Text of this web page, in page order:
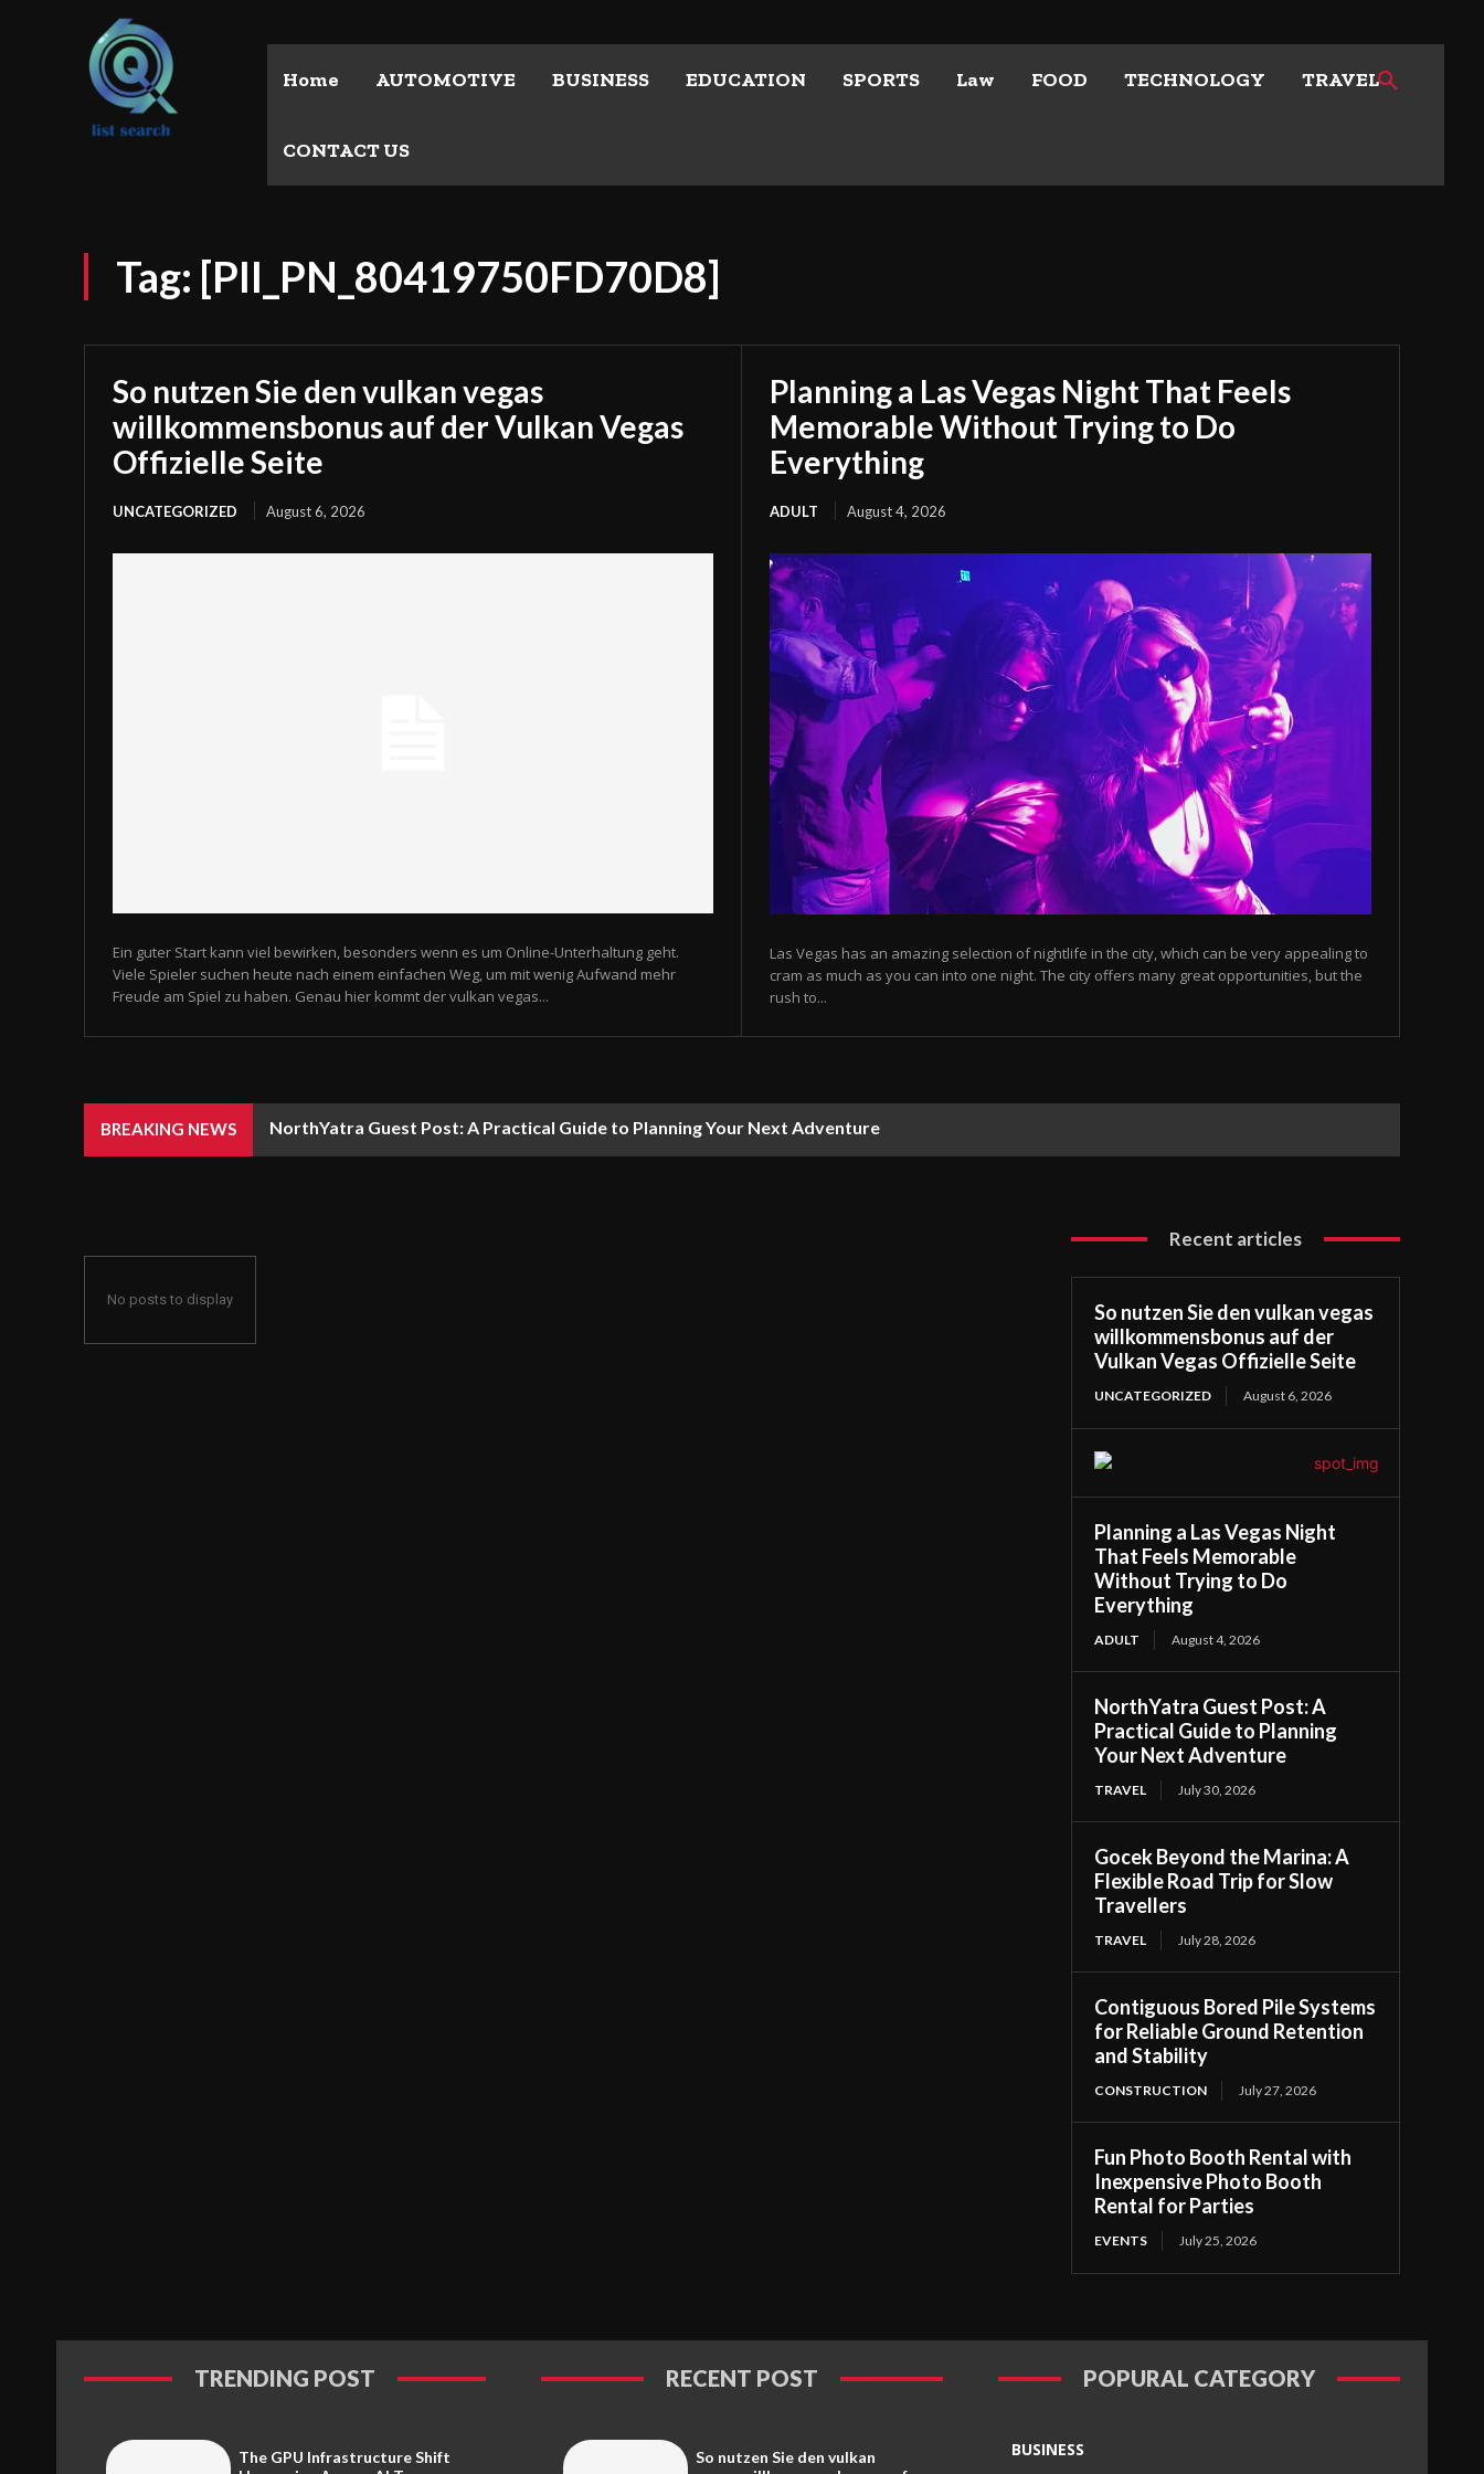
Home AUTOMOTIVE BUSINESS EDUCATION SPORTS Law FOOD TECHNOLOGY TRAVEL
CONTACT US
Tag: [PII_PN_80419750FD70D8]
So nutzen Sie den vulkan vegas
willkommensbonus auf der Vulkan Vegas
Offizielle Seite
UNCATEGORIZED August 6, 2026
Ein guter Start kann viel bewirken, besonders wenn es um Online-Unterhaltung geht.
Viele Spieler suchen heute nach einem einfachen Weg, um mit wenig Aufwand mehr
Freude am Spiel zu haben. Genau hier kommt der vulkan vegas...
Planning a Las Vegas Night That Feels
Memorable Without Trying to Do
Everything
ADULT August 4, 2026
Las Vegas has an amazing selection of nightlife in the city, which can be very appealing to
cram as much as you can into one night. The city offers many great opportunities, but the
rush to...
BREAKING NEWS NorthYatra Guest Post: A Practical Guide to Planning Your Next Adventure
No posts to display
Recent articles
So nutzen Sie den vulkan vegas
willkommensbonus auf der
Vulkan Vegas Offizielle Seite
UNCATEGORIZED August 6, 2026
Planning a Las Vegas Night
That Feels Memorable
Without Trying to Do
Everything
ADULT August 4, 2026
NorthYatra Guest Post: A
Practical Guide to Planning
Your Next Adventure
TRAVEL July 30, 2026
Gocek Beyond the Marina: A
Flexible Road Trip for Slow
Travellers
TRAVEL July 28, 2026
Contiguous Bored Pile Systems
for Reliable Ground Retention
and Stability
CONSTRUCTION July 27, 2026
Fun Photo Booth Rental with
Inexpensive Photo Booth
Rental for Parties
EVENTS July 25, 2026
TRENDING POST
The GPU Infrastructure Shift
RECENT POST
So nutzen Sie den vulkan
POPURAL CATEGORY
BUSINESS